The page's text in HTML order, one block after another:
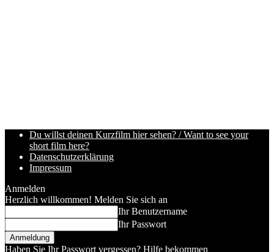
Du willst deinen Kurzfilm hier sehen? / Want to see your
short film here?
Datenschutzerklärung
Impressum
Anmelden
Herzlich willkommen! Melden Sie sich an
Ihr Benutzername
Ihr Passwort
Haben Sie Ihr Passwort vergessen? Hilfe bekommen